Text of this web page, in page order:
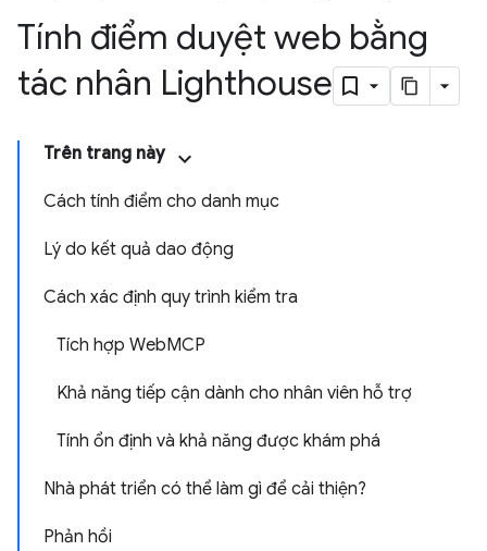
Tính điểm duyệt web bằng
tác nhân Lighthouse
Trên trang này
Cách tính điểm cho danh mục
Lý do kết quả dao động
Cách xác định quy trình kiểm tra
Tích hợp WebMCP
Khả năng tiếp cận dành cho nhân viên hỗ trợ
Tính ổn định và khả năng được khám phá
Nhà phát triển có thể làm gì để cải thiện?
Phản hồi